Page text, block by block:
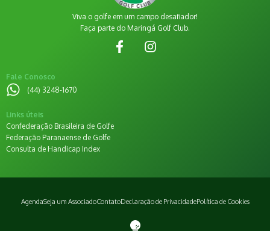
Viva o golfe em um campo desafiador!
Faça parte do Maringá Golf Club.
Fale Conosco
(44) 3248-1670
Links úteis
Confederação Brasileira de Golfe
Federação Paranaense de Golfe
Consulta de Handicap Index
AgendaSeja um AssociadoContatoDeclaração de PrivacidadePolítica de Cookies